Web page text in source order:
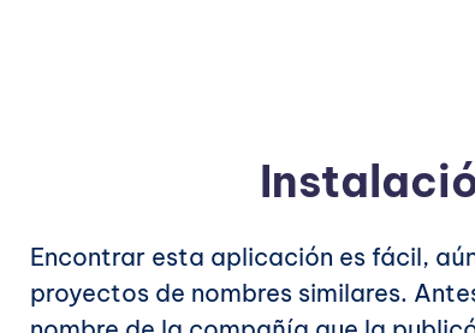
Encontrar esta aplicación es fácil,
proyectos de nombres similares.